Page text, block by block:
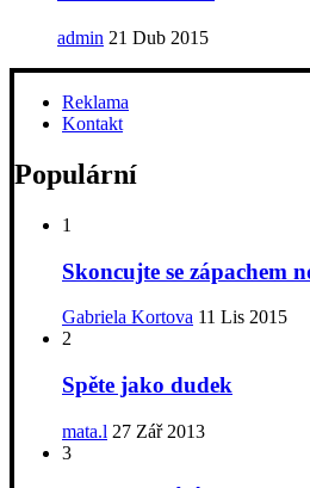
admin 21 Dub 2015
Reklama
Kontakt
Populární
1
Skoncujte se zápachem
Gabriela Kortova 11 Lis 2015
2
Spěte jako dudek
mata.l 27 Zář 2013
3